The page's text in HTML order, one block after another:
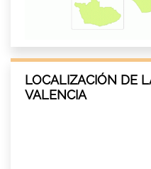
LOCALIZACIÓN DE
VALENCIA